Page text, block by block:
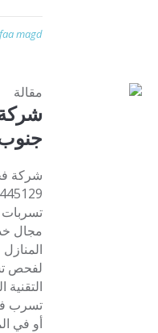
magd
مقالة
شركة
تسربات
مجال
لفحص
تسرب
أو في